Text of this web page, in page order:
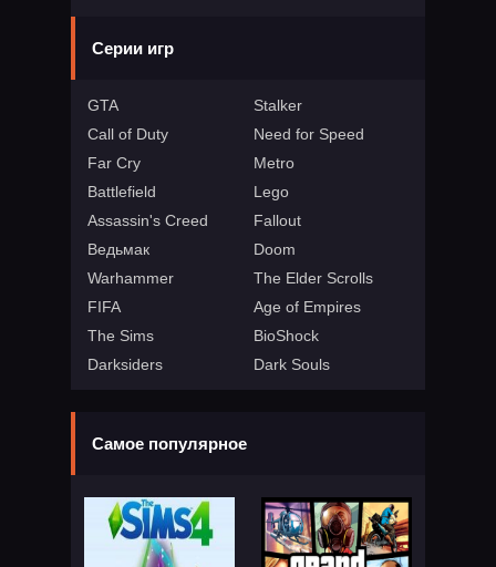
Серии игр
GTA
Stalker
Call of Duty
Need for Speed
Far Cry
Metro
Battlefield
Lego
Assassin's Creed
Fallout
Ведьмак
Doom
Warhammer
The Elder Scrolls
FIFA
Age of Empires
The Sims
BioShock
Darksiders
Dark Souls
Самое популярное